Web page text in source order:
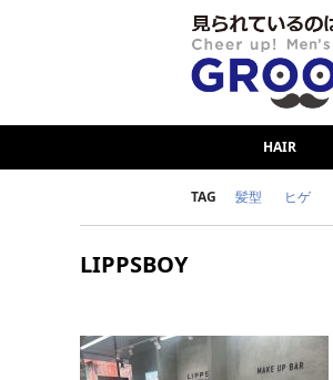
HAIR
TAG 髪型 ヒゲ
LIPPSBOY